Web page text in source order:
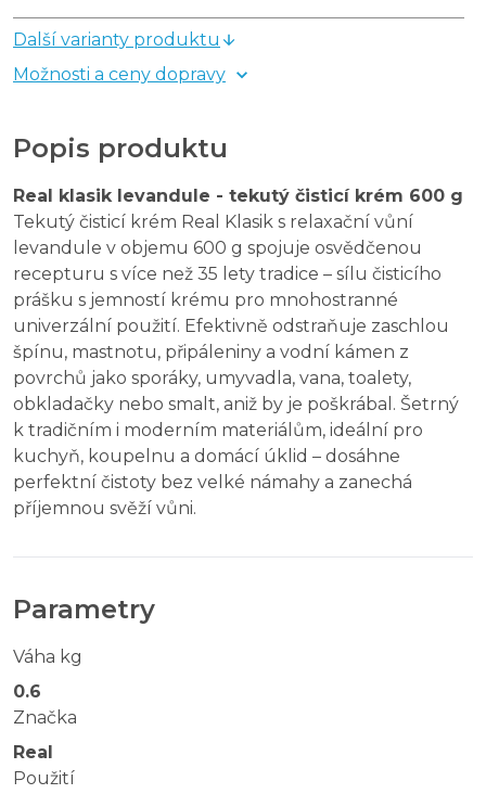
Další varianty produktu
Možnosti a ceny dopravy
Popis produktu
Real klasik levandule - tekutý čisticí krém 600 g
Tekutý čisticí krém Real Klasik s relaxační vůní
levandule v objemu 600 g spojuje osvědčenou
recepturu s více než 35 lety tradice – sílu čisticího
prášku s jemností krému pro mnohostranné
univerzální použití. Efektivně odstraňuje zaschlou
špínu, mastnotu, připáleniny a vodní kámen z
povrchů jako sporáky, umyvadla, vana, toalety,
obkladačky nebo smalt, aniž by je poškrábal. Šetrný
k tradičním i moderním materiálům, ideální pro
kuchyň, koupelnu a domácí úklid – dosáhne
perfektní čistoty bez velké námahy a zanechá
příjemnou svěží vůni.
Parametry
Váha kg
0.6
Značka
Real
Použití